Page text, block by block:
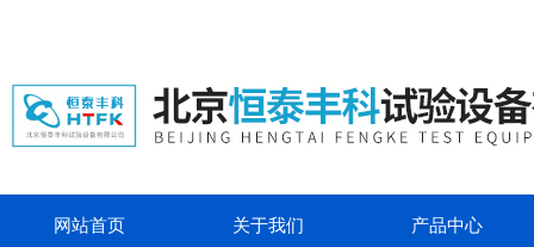
网站首页 关于我们 产品中心